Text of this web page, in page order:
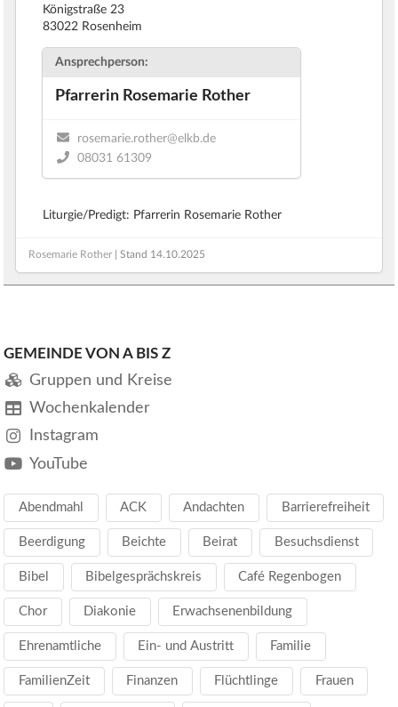
Königstraße 23
83022 Rosenheim
Ansprechperson:
Pfarrerin Rosemarie Rother
rosemarie.rother@elkb.de
08031 61309
Liturgie/Predigt: Pfarrerin Rosemarie Rother
Rosemarie Rother | Stand 14.10.2025
GEMEINDE VON A BIS Z
Gruppen und Kreise
Wochenkalender
Instagram
YouTube
Abendmahl ACK Andachten Barrierefreiheit
Beerdigung Beichte Beirat Besuchsdienst
Bibel Bibelgesprächskreis Café Regenbogen
Chor Diakonie Erwachsenenbildung
Ehrenamtliche Ein- und Austritt Familie
FamilienZeit Finanzen Flüchtlinge Frauen